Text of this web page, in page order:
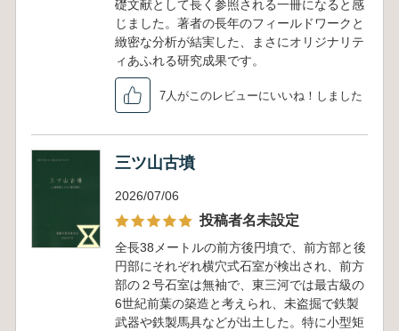
礎文献として長く参照される一冊になると感
じました。著者の長年のフィールドワークと
緻密な分析が結実した、まさにオリジナリテ
ィあふれる研究成果です。
7人がこのレビューにいいね！しました
三ツ山古墳
2026/07/06
投稿者名未設定
全長38メートルの前方後円墳で、前方部と後
円部にそれぞれ横穴式石室が検出され、前方
部の２号石室は無袖で、東三河では最古級の
6世紀前葉の築造と考えられ、未盗掘で鉄製
武器や鉄製馬具などが出土した。特に小型矩